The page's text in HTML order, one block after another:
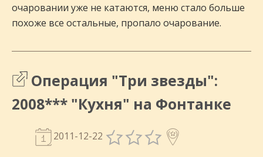
очаровании уже не катаются, меню стало больше
похоже все остальные, пропало очарование.
Операция "Три звезды":
2008*** "Кухня" на Фонтанке
2011-12-22